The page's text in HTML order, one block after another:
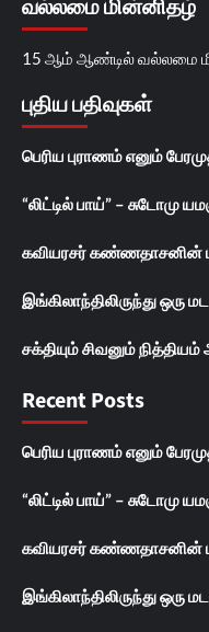
வல்லமை மின்னிதழ்
15 ஆம் ஆண்டில் வல்லமை
புதிய பதிவுகள்
பெரிய புராணம் எனும்
“லிட்டில் பாய்” – சுடோமு
கவியரசர் கண்ணதாசனின்
இங்கிலாந்திலிருந்து ஒரு
சக்தியும் சிவனும்
Recent Posts
பெரிய புராணம் எனும்
“லிட்டில் பாய்” – சுடோமு
கவியரசர் கண்ணதாசனின்
இங்கிலாந்திலிருந்து ஒரு